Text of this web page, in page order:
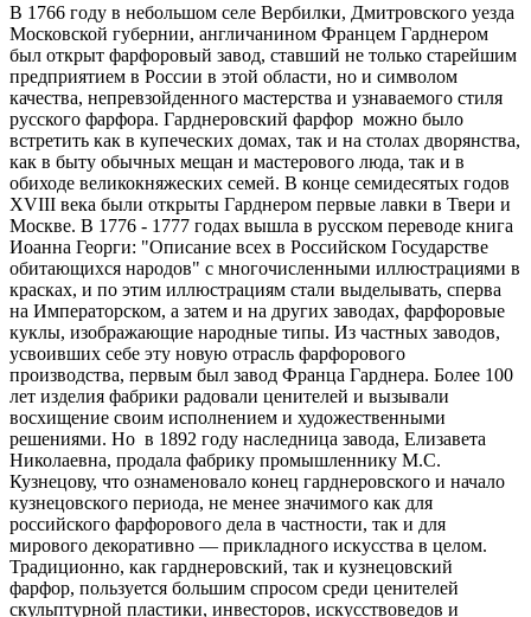
В 1766 году в небольшом селе Вербилки, Дмитровского уезда
Московской губернии, англичанином Францем Гарднером
был открыт фарфоровый завод, ставший не только старейшим
предприятием в России в этой области, но и символом
качества, непревзойденного мастерства и узнаваемого стиля
русского фарфора. Гарднеровский фарфор можно было
встретить как в купеческих домах, так и на столах дворянства,
как в быту обычных мещан и мастерового люда, так и в
обиходе великокняжеских семей. В конце семидесятых годов
XVIII века были открыты Гарднером первые лавки в Твери и
Москве. В 1776 - 1777 годах вышла в русском переводе книга
Иоанна Георги: "Описание всех в Российском Государстве
обитающихся народов" с многочисленными иллюстрациями в
красках, и по этим иллюстрациям стали выделывать, сперва
на Императорском, а затем и на других заводах, фарфоровые
куклы, изображающие народные типы. Из частных заводов,
усвоивших себе эту новую отрасль фарфорового
производства, первым был завод Франца Гарднера. Более 100
лет изделия фабрики радовали ценителей и вызывали
восхищение своим исполнением и художественными
решениями. Но в 1892 году наследница завода, Елизавета
Николаевна, продала фабрику промышленнику М.С.
Кузнецову, что ознаменовало конец гарднеровского и начало
кузнецовского периода, не менее значимого как для
российского фарфорового дела в частности, так и для
мирового декоративно — прикладного искусства в целом.
Традиционно, как гарднеровский, так и кузнецовский
фарфор, пользуется большим спросом среди ценителей
скульптурной пластики, инвесторов, искусствоведов и